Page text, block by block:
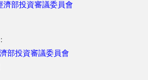
濟部投資審議委員會
部投資審議委員會